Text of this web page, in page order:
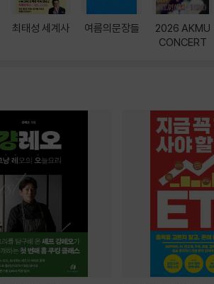
최태성 세계사 여름의문장들
2026 AKMU
CONCERT